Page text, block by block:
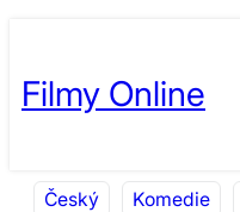
obsah
content
Filmy Online
Český Komedie